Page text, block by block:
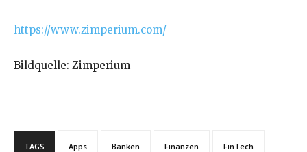
https://www.zimperium.com/
Bildquelle: Zimperium
TAGS Apps Banken Finanzen FinTech